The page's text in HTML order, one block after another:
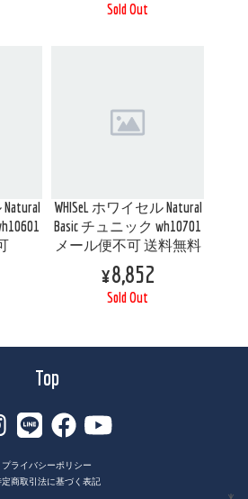
Sold Out
WHISeL ホワイセル Natural
Basic チュニック wh10701
メール便不可 送料無料
¥8,852
Sold Out
Top
プライバシーポリシー
定商取引法に基づく表記